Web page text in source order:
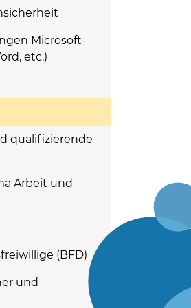
Microsoft-
etc.)
qualifizierende
Arbeit und
(BFD)
und